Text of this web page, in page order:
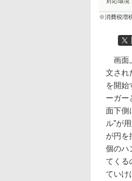
※消費税増
画面
文され
を開始
ーガー
面下側
ル”が
が円を
個のハ
てくる
ていけ